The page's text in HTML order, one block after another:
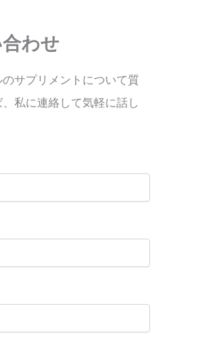
わせ
サプリメントについて質
私に連絡して気軽に話し